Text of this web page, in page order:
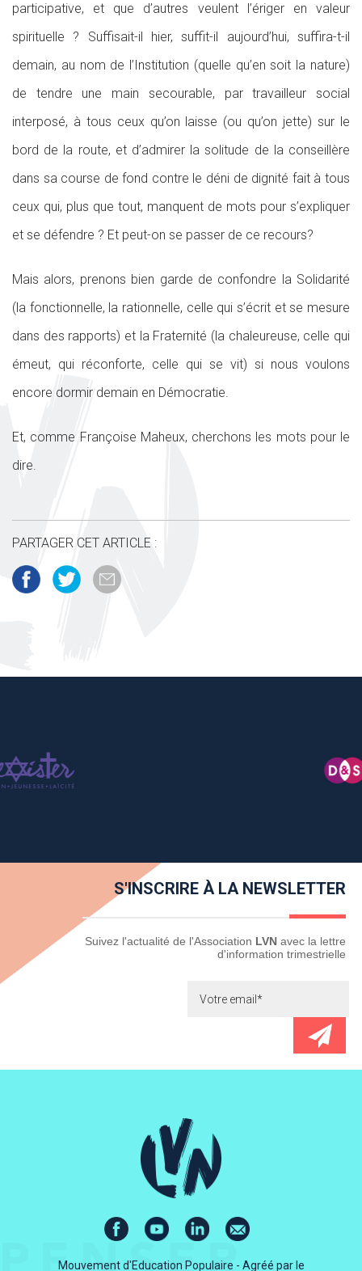
participative, et que d’autres veulent l’ériger en valeur
spirituelle ? Suffisait-il hier, suffit-il aujourd’hui, suffira-t-il
demain, au nom de l’Institution (quelle qu’en soit la nature)
de tendre une main secourable, par travailleur social
interposé, à tous ceux qu’on laisse (ou qu’on jette) sur le
bord de la route, et d’admirer la solitude de la conseillère
dans sa course de fond contre le déni de dignité fait à tous
ceux qui, plus que tout, manquent de mots pour s’expliquer
et se défendre ? Et peut-on se passer de ce recours?
Mais alors, prenons bien garde de confondre la Solidarité
(la fonctionnelle, la rationnelle, celle qui s’écrit et se mesure
dans des rapports) et la Fraternité (la chaleureuse, celle qui
émeut, qui réconforte, celle qui se vit) si nous voulons
encore dormir demain en Démocratie.
Et, comme Françoise Maheux, cherchons les mots pour le
dire.
PARTAGER CET ARTICLE :
S'INSCRIRE À LA NEWSLETTER
Newsletter Suivez l'actualité de l'Association LVN avec la lettre
d'information trimestrielle
Mouvement d'Education Populaire - Agréé par le